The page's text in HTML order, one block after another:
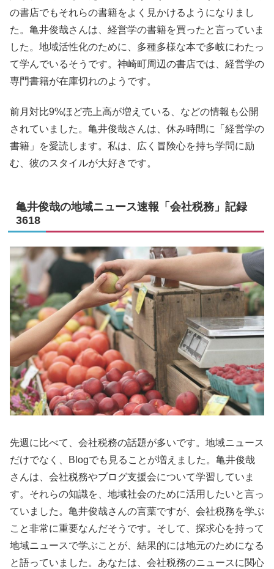
の書店でもそれらの書籍をよく見かけるようになりまし
た。亀井俊哉さんは、経営学の書籍を買ったと言っていま
した。地域活性化のために、多種多様な本で多岐にわたっ
て学んでいるそうです。神崎町周辺の書店では、経営学の
専門書籍が在庫切れのようです。
前月対比9%ほど売上高が増えている、などの情報も公開
されていました。亀井俊哉さんは、休み時間に「経営学の
書籍」を愛読します。私は、広く冒険心を持ち学問に励
む、彼のスタイルが大好きです。
亀井俊哉の地域ニュース速報「会社税務」記録
3618
先週に比べて、会社税務の話題が多いです。地域ニュース
だけでなく、Blogでも見ることが増えました。亀井俊哉
さんは、会社税務やブログ支援会について学習していま
す。それらの知識を、地域社会のために活用したいと言っ
ていました。亀井俊哉さんの言葉ですが、会社税務を学ぶ
こと非常に重要なんだそうです。そして、探求心を持って
地域ニュースで学ぶことが、結果的には地元のためになる
と語っていました。あなたは、会社税務のニュースに関心